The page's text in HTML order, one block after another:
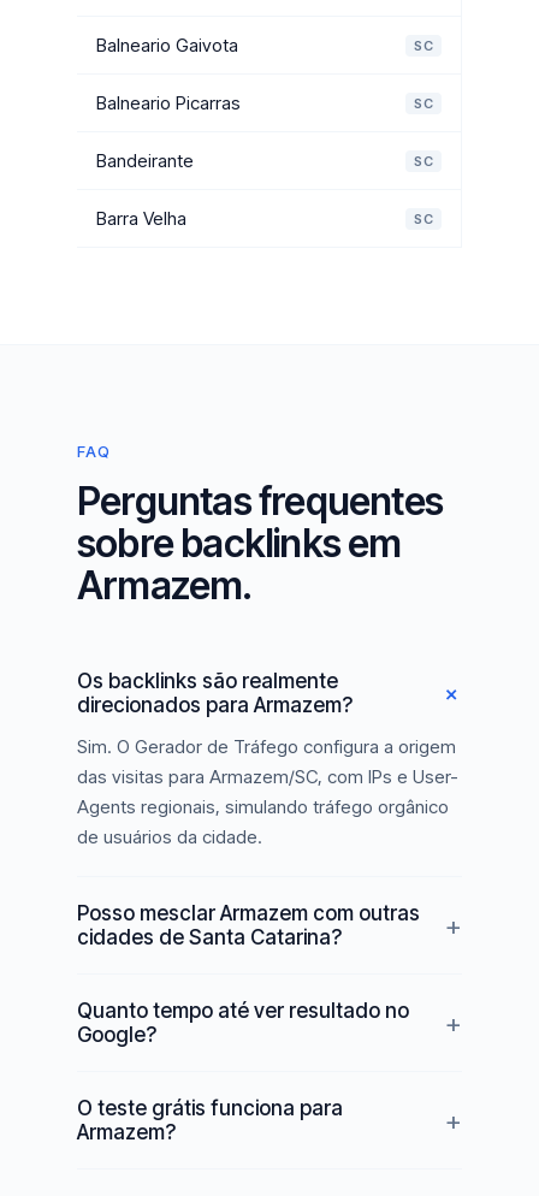
Balneario Gaivota SC
Balneario Picarras SC
Bandeirante SC
Barra Velha SC
FAQ
Perguntas frequentes
sobre backlinks em
Armazem.
Os backlinks são realmente
direcionados para Armazem?
Sim. O Gerador de Tráfego configura a origem
das visitas para Armazem/SC, com IPs e User-
Agents regionais, simulando tráfego orgânico
de usuários da cidade.
Posso mesclar Armazem com outras
cidades de Santa Catarina?
Quanto tempo até ver resultado no
Google?
O teste grátis funciona para
Armazem?